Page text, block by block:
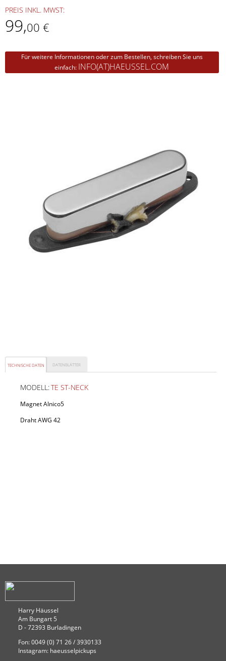
PREIS INKL. MWST:
99,00 €
Für weitere Informationen oder zum Bestellen, schreiben Sie uns
einfach: INFO(AT)HAEUSSEL.COM
TECHNISCHE DATEN DATENBLÄTTER
MODELL:TE ST-NECK
Magnet Alnico5
Draht AWG 42
Harry Häussel
Am Bungart 5
D - 72393 Burladingen
Fon: 0049 (0) 71 26 / 3930133
Instagram: haeusselpickups